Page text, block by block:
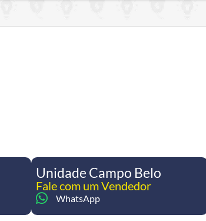
Unidade Campo Belo
Fale com um Vendedor
WhatsApp